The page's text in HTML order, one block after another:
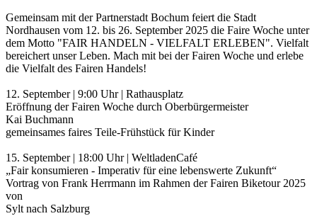
Gemeinsam mit der Partnerstadt Bochum feiert die Stadt
Nordhausen vom 12. bis 26. September 2025 die Faire Woche unter
dem Motto "FAIR HANDELN - VIELFALT ERLEBEN". Vielfalt
bereichert unser Leben. Mach mit bei der Fairen Woche und erlebe
die Vielfalt des Fairen Handels!
12. September | 9:00 Uhr | Rathausplatz
Eröffnung der Fairen Woche durch Oberbürgermeister
Kai Buchmann
gemeinsames faires Teile-Frühstück für Kinder
15. September | 18:00 Uhr | WeltladenCafé
„Fair konsumieren - Imperativ für eine lebenswerte Zukunft“
Vortrag von Frank Herrmann im Rahmen der Fairen Biketour 2025
von
Sylt nach Salzburg